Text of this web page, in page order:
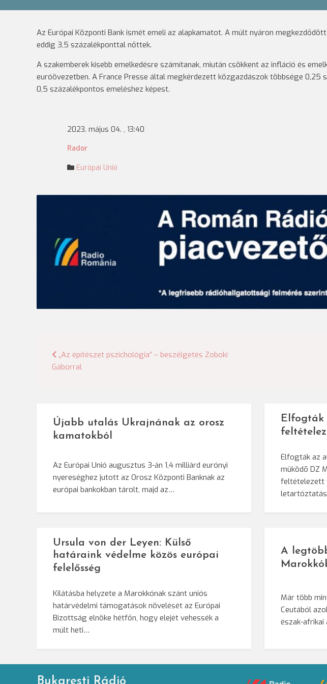
Az Európai Központi Bank ismét emeli az alapkamatot. A múlt nyáron
eddig 3,5 százalékponttal nőttek.
A szakemberek kisebb emelkedésre számítanak, miután csökkent az infláció és
euróövezetben. A France Presse által megkérdezett közgazdászok többsége 0,25
0,5 százalékpontos emeléshez képest.
2023. május 04. , 13:40
Rador
Európai Unió
Bejegyzés
„Az építészet pszichológia” – beszélgetés Zoboki
Gáborral
Újabb utalás Ukrajnának az orosz
kamatokból
Az Európai Unió augusztus 3-án 1,4 milliárd eurónyi
nyereséghez jutott az Orosz Központi Banknak az
európai bankokban tárolt, majd az…
Elfogták
Elfogták az
mûködõ DZ
feltételezett
Ursula von der Leyen: Külső
határaink védelme közös európai
felelősség
Kilátásba helyzete a Marokkónak szánt uniós
határvédelmi támogatások növelését az Európai
Bizottság elnöke hétfőn, hogy elejét vehessék a
múlt heti…
A
Már több
Ceutából
észak-
Bukaresti Rádió